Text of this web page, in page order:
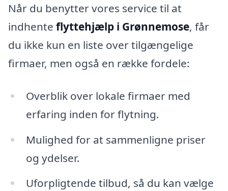
Når du benytter vores service til at
indhente flyttehjælp i Grønnemose, får
du ikke kun en liste over tilgængelige
firmaer, men også en række fordele:
Overblik over lokale firmaer med
erfaring inden for flytning.
Mulighed for at sammenligne priser
og ydelser.
Uforpligtende tilbud, så du kan vælge